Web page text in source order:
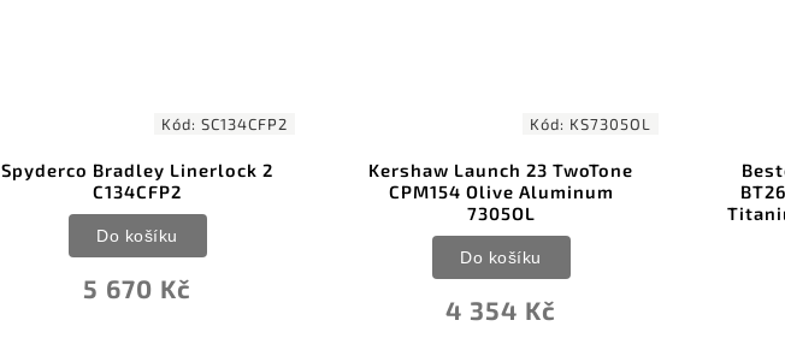
Kód: SC134CFP2
Spyderco Bradley Linerlock 2
C134CFP2
5 670 Kč
Do košíku
Kód: KS7305OL
Kershaw Launch 23 TwoTone
CPM154 Olive Aluminum
7305OL
4 354 Kč
Do košíku